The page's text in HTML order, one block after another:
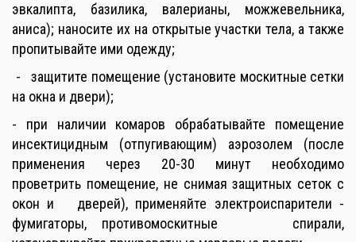
эвкалипта, базилика, валерианы, можжевельника,
аниса); наносите их на открытые участки тела, а также
пропитывайте ими одежду;
- защитите помещение (установите москитные сетки
на окна и двери);
- при наличии комаров обрабатывайте помещение
инсектицидным (отпугивающим) аэрозолем (после
применения через 20-30 минут необходимо
проветрить помещение, не снимая защитных сеток с
окон и дверей), применяйте электроиспарители -
фумигаторы, противомоскитные спирали,